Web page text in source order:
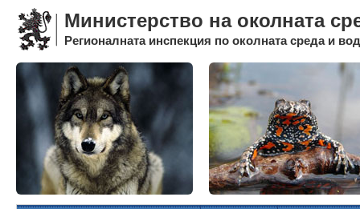
Министерство на околната
Регионалната инспекция по околната среда и